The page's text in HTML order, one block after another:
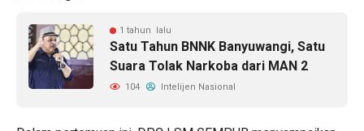
1 tahun lalu
Satu Tahun BNNK Banyuwangi, Satu
Suara Tolak Narkoba dari MAN 2
104 Intelijen Nasional